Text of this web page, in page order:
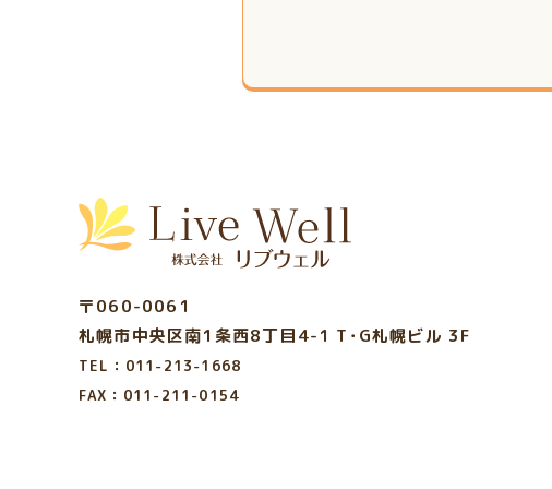
〒060-0061
札幌市中央区南1条西8丁目4-1 T･G札幌ビル 3F
TEL：011-213-1668
FAX：011-211-0154